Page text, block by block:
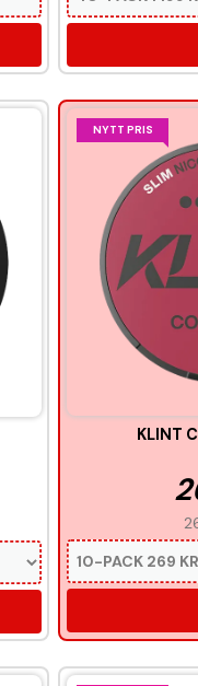
NYTT PRIS
KLINT